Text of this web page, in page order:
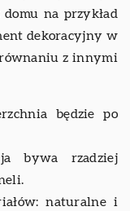
na przykład
dekoracyjny w
z innymi
będzie po
bywa rzadziej
naturalne i